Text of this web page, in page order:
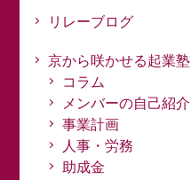
リレーブログ
京から咲かせる起業塾
コラム
メンバーの自己紹介
事業計画
人事・労務
助成金